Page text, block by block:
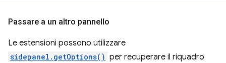
Passare a un altro pannello
Le estensioni possono utilizzare
sidepanel.getOptions() per recuperare il riquadro